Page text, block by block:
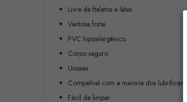
Livre de ftalatos e látex
Ventosa forte
PVC hipoalergênico
Corpo seguro
Unissex
Compatível com a maioria dos lubrificantes
Fácil de limpar